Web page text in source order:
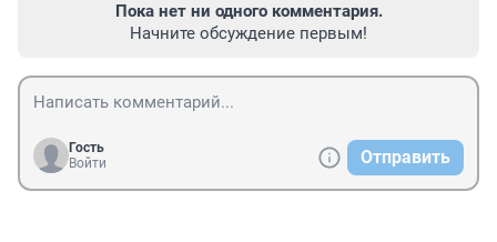
Пока нет ни одного комментария.
Начните обсуждение первым!
Гость
Войти
Отправить